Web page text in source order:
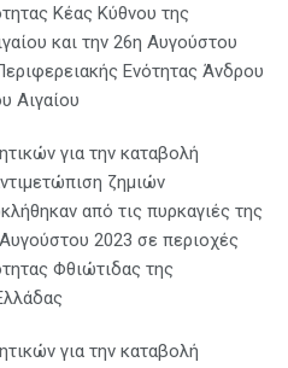
Κέας Κύθνου της
και την 26η Αυγούστου
Ενότητας Άνδρου
Αιγαίου
για την καταβολή
ζημιών
από τις πυρκαγιές της
2023 σε περιοχές
Φθιώτιδας της
για την καταβολή